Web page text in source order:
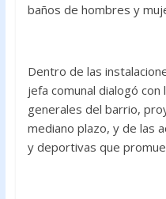
baños de hombres y
Dentro de las
jefa comunal dialogó
generales del barrio,
mediano plazo, y de las
y deportivas que